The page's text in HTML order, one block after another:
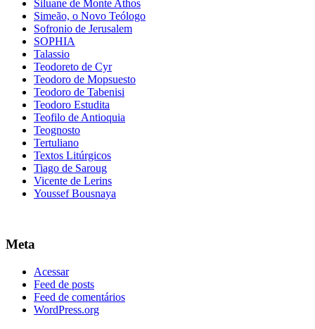
Siluane de Monte Athos
Simeão, o Novo Teólogo
Sofronio de Jerusalem
SOPHIA
Talassio
Teodoreto de Cyr
Teodoro de Mopsuesto
Teodoro de Tabenisi
Teodoro Estudita
Teofilo de Antioquia
Teognosto
Tertuliano
Textos Litúrgicos
Tiago de Saroug
Vicente de Lerins
Youssef Bousnaya
Meta
Acessar
Feed de posts
Feed de comentários
WordPress.org